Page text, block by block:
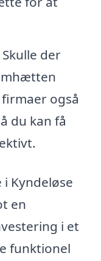
Skulle der
også
du kan få
Kyndeløse
en
i et
funktionel